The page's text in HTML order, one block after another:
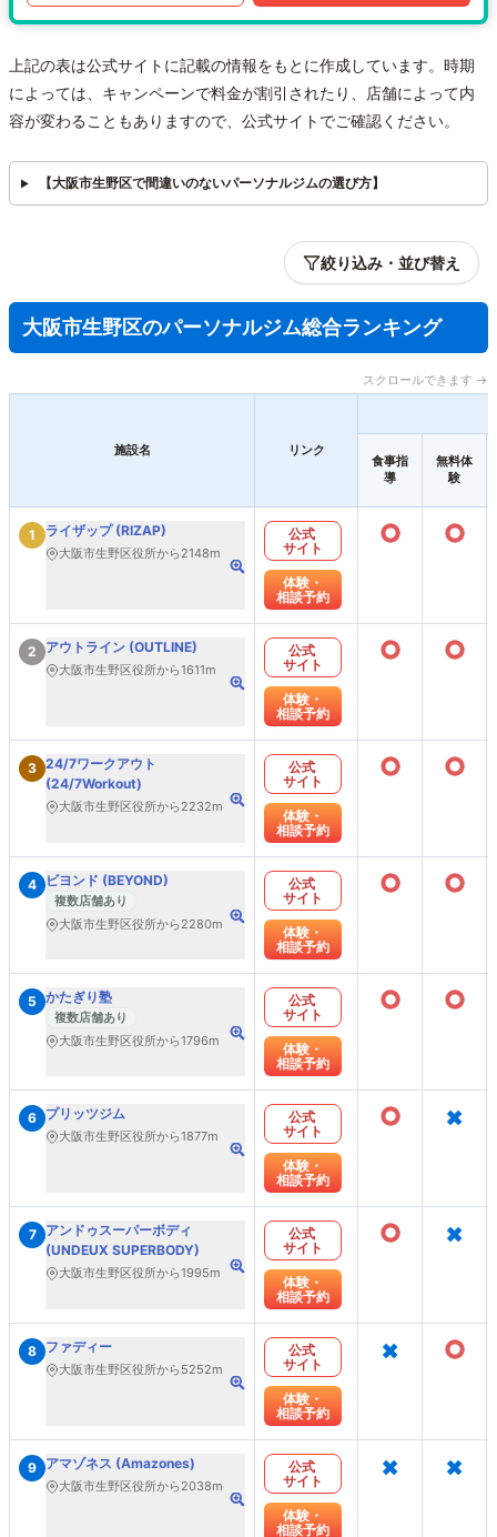
上記の表は公式サイトに記載の情報をもとに作成しています。時期
によっては、キャンペーンで料金が割引されたり、店舗によって内
容が変わることもありますので、公式サイトでご確認ください。
【大阪市生野区で間違いのないパーソナルジムの選び方】
絞り込み・並び替え
大阪市生野区のパーソナルジム総合ランキング
スクロールできます →
施設名 リンク
食事指
導
無料体
験
1 ライザップ (RIZAP)
大阪市生野区役所から2148m
公式
サイト
体験・
相談予約
○ ○
2 アウトライン (OUTLINE)
大阪市生野区役所から1611m
公式
サイト
体験・
相談予約
○ ○
3 24/7ワークアウト
(24/7Workout)
大阪市生野区役所から2232m
公式
サイト
体験・
相談予約
○ ○
4 ビヨンド (BEYOND)
複数店舗あり
大阪市生野区役所から2280m
公式
サイト
体験・
相談予約
○ ○
5 かたぎり塾
複数店舗あり
大阪市生野区役所から1796m
公式
サイト
体験・
相談予約
○ ○
6 プリッツジム
大阪市生野区役所から1877m
公式
サイト
体験・
相談予約
○ ×
7
アンドゥスーパーボディ
(UNDEUX SUPERBODY)
大阪市生野区役所から1995m
公式
サイト
体験・
相談予約
○ ×
8 ファディー
大阪市生野区役所から5252m
公式
サイト
体験・
相談予約
× ○
9 アマゾネス (Amazones)
大阪市生野区役所から2038m
公式
サイト
体験・
相談予約
× ×